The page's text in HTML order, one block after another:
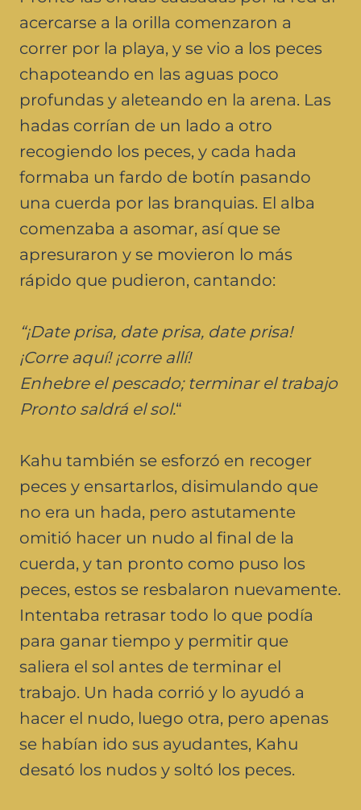
acercarse a la orilla comenzaron a
correr por la playa, y se vio a los peces
chapoteando en las aguas poco
profundas y aleteando en la arena. Las
hadas corrían de un lado a otro
recogiendo los peces, y cada hada
formaba un fardo de botín pasando
una cuerda por las branquias. El alba
comenzaba a asomar, así que se
apresuraron y se movieron lo más
rápido que pudieron, cantando:
“¡Date prisa, date prisa, date prisa!
¡Corre aquí! ¡corre allí!
Enhebre el pescado; terminar el trabajo
Pronto saldrá el sol.“
Kahu también se esforzó en recoger
peces y ensartarlos, disimulando que
no era un hada, pero astutamente
omitió hacer un nudo al final de la
cuerda, y tan pronto como puso los
peces, estos se resbalaron nuevamente.
Intentaba retrasar todo lo que podía
para ganar tiempo y permitir que
saliera el sol antes de terminar el
trabajo. Un hada corrió y lo ayudó a
hacer el nudo, luego otra, pero apenas
se habían ido sus ayudantes, Kahu
desató los nudos y soltó los peces.